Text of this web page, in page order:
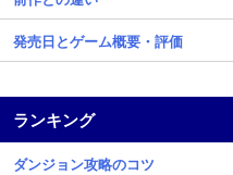
発売日とゲーム概要・評価
ランキング
ダンジョン攻略のコツ